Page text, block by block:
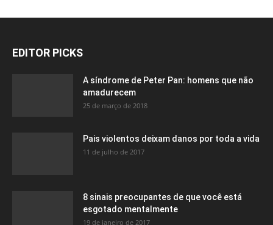
EDITOR PICKS
A síndrome de Peter Pan: homens que não
amadurecem
25 de março de 2018
Pais violentos deixam danos por toda a vida
11 de julho de 2017
8 sinais preocupantes de que você está
esgotado mentalmente
19 de janeiro de 2017